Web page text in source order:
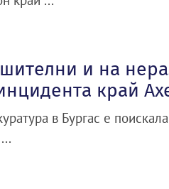
и на
край
в Бургас е